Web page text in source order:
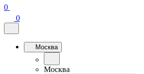
0
0
Москва
Москва